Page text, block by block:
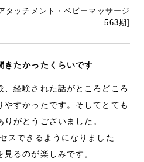
タッチメント・ベビーマッサージ
563期]
きたかったくらいです
、経験された話がところどころ
やすかったです。そしてとても
がとうございました。
スできるようになりました
るのが楽しみです。